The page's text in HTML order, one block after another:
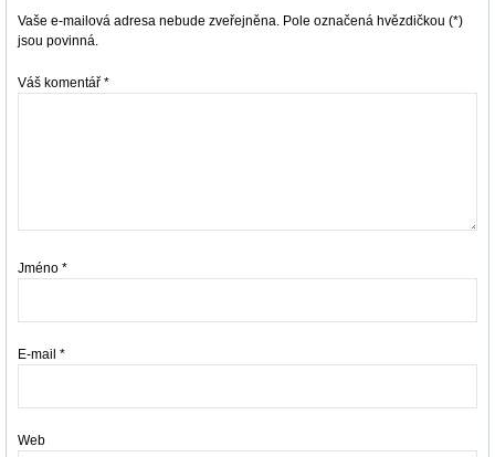
Vaše e-mailová adresa nebude zveřejněna. Pole označená hvězdičkou (*)
jsou povinná.
Váš komentář *
Jméno *
E-mail *
Web